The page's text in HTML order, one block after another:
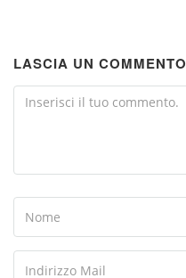
LASCIA UN COMMENTO
Comment
Your
Email